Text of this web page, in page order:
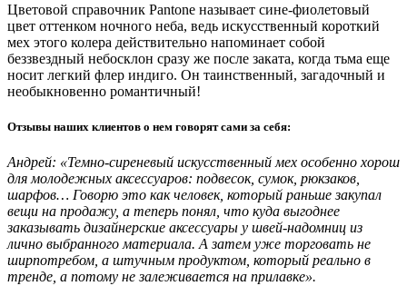
Цветовой справочник Pantone называет сине-фиолетовый
цвет оттенком ночного неба, ведь искусственный короткий
мех этого колера действительно напоминает собой
беззвездный небосклон сразу же после заката, когда тьма еще
носит легкий флер индиго. Он таинственный, загадочный и
необыкновенно романтичный!
Отзывы наших клиентов о нем говорят сами за себя:
Андрей: «Темно-сиреневый искусственный мех особенно хорош
для молодежных аксессуаров: подвесок, сумок, рюкзаков,
шарфов… Говорю это как человек, который раньше закупал
вещи на продажу, а теперь понял, что куда выгоднее
заказывать дизайнерские аксессуары у швей-надомниц из
лично выбранного материала. А затем уже торговать не
ширпотребом, а штучным продуктом, который реально в
тренде, а потому не залеживается на прилавке».